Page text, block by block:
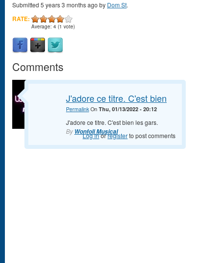
Submitted 5 years 3 months ago by Dom St.
RATE:
Average: 4 (1 vote)
Comments
J'adore ce titre. C'est bien
PermalinkOn Thu, 01/13/2022 - 20:12
J'adore ce titre. C'est bien les gars.
By Wonfoli Musical
Log inorregisterto post comments